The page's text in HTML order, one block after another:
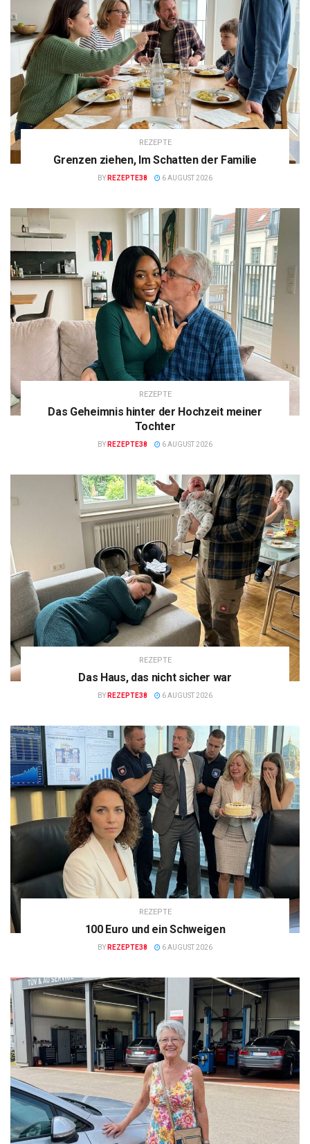
REZEPTE
Grenzen ziehen, Im Schatten der Familie
BY REZEPTE38 6 AUGUST 2026
REZEPTE
Das Geheimnis hinter der Hochzeit meiner
Tochter
BY REZEPTE38 6 AUGUST 2026
REZEPTE
Das Haus, das nicht sicher war
BY REZEPTE38 6 AUGUST 2026
REZEPTE
100 Euro und ein Schweigen
BY REZEPTE38 6 AUGUST 2026